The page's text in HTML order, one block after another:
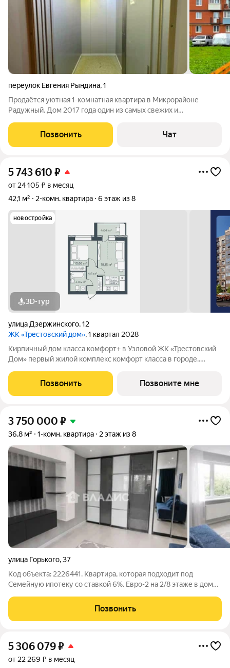
переулок Евгения Рындина,1
Продаётся уютная 1-комнатная квартира в Микрорайоне
Радужный. Дом 2017 года один из самых свежих и
фирмы Otis и круглосуточное видеонаблюдение. Во дворе
установлен шлагбаум. В шаговой доступности
Позвонить Чат
5 743 610 ₽
от 24 105 ₽ в месяц
42,1 м²
2-комн. квартира 6 этаж из 8
новостройка
3D-тур
улица Дзержинского,12
ЖК «Трестовский дом», 1 квартал 2028
Кирпичный дом класса комфорт+ в Узловой ЖК «Трестовский
Дом» первый жилой комплекс комфорт класса в городе..
Кирпично-монолитный дом выполнен в современном стиле, с
теплым натуральным кирпичом
Позвонить Позвоните мне
3 750 000 ₽
36,8 м² 1-комн. квартира 2 этаж из 8
улица Горького,37
Код объекта: 2226441. Квартира, которая подходит под
Семейную ипотеку со ставкой 6%. Евро-2 на 2/8 этаже в доме
требующая вложений. Светлая, аккуратная, с современным
ремонтом. В комнате изолирована
Позвонить
5 306 079₽
от 22 269 ₽ в месяц